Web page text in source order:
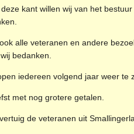
kant willen wij van het
alle veteranen en andere
bedanken.
iedereen volgend jaar weer te
met nog grotere getalen.
de veteranen uit